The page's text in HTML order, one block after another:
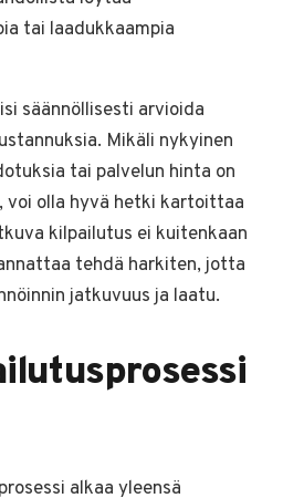
tai laadukkaampia
säännöllisesti arvioida
Mikäli nykyinen
tai palvelun hinta on
olla hyvä hetki kartoittaa
kilpailutus ei kuitenkaan
tehdä harkiten, jotta
jatkuvuus ja laatu.
alkaa yleensä